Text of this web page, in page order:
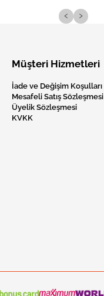
‹ ›
Müşteri Hizmetleri
İade ve Değişim Koşulları
Mesafeli Satış Sözleşmesi
Üyelik Sözleşmesi
KVKK